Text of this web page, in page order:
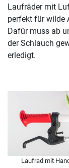
Laufräder mit
perfekt für wilde
Dafür muss ab
der Schlauch
erledigt.
Laufrad mit